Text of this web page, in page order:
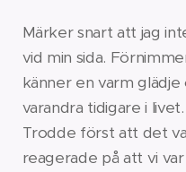
Märker snart att jag
vid min sida.
känner en varm
varandra tidigare i
Trodde först att det
reagerade på att vi